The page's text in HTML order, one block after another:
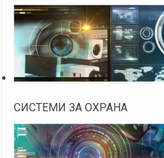
СИСТЕМИ ЗА ОХРАНА